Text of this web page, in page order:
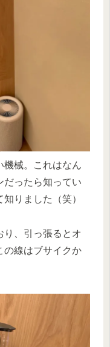
機械。これはなん
だったら知ってい
りました（笑）
り、引っ張るとオ
の線はブサイクか